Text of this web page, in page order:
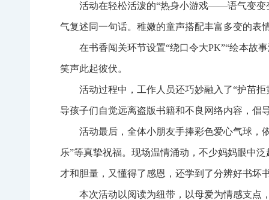
活动在轻松活泼的“热身小游戏——语气变变
气复述同一句话。稚嫩的童声搭配丰富多变的表
在书香闯关环节设置“绕口令大PK”“绘本故
笑声此起彼伏。
活动过程中，工作人员还巧妙融入了“护苗
导孩子们自觉远离盗版书籍和不良网络内容，倡
活动最后，全体小朋友手捧彩色爱心气球，
乐”等真挚祝福。现场温情涌动，不少妈妈眼中
才和胆量，又懂得了感恩，还学到了分辨好书坏
本次活动以阅读为纽带，以母爱为情感支点